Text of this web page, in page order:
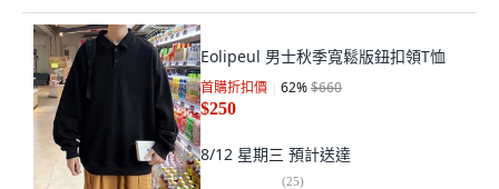
Eolipeul 男士秋季寬鬆版鈕扣領T恤
首購折扣價 62%$660
$250
8/12 星期三 預計送達
(25)